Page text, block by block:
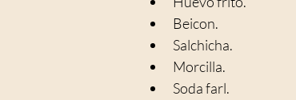
Beicon.
Salchicha.
Morcilla.
Soda farl.